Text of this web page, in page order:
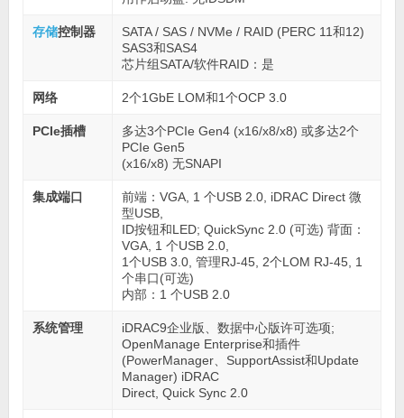
存储控制器
SATA / SAS / NVMe / RAID (PERC 11和12)
SAS3和SAS4
芯片组SATA/软件RAID：是
网络 2个1GbE LOM和1个OCP 3.0
PCIe插槽
多达3个PCIe Gen4 (x16/x8/x8) 或多达2个
PCIe Gen5
(x16/x8) 无SNAPI
集成端口
前端：VGA, 1 个USB 2.0, iDRAC Direct 微
型USB,
ID按钮和LED; QuickSync 2.0 (可选) 背面：
VGA, 1 个USB 2.0,
1个USB 3.0, 管理RJ-45, 2个LOM RJ-45, 1
个串口(可选)
内部：1 个USB 2.0
系统管理
iDRAC9企业版、数据中心版许可选项;
OpenManage Enterprise和插件
(PowerManager、SupportAssist和Update
Manager) iDRAC
Direct, Quick Sync 2.0